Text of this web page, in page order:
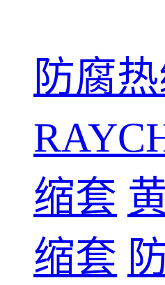
防腐
缩套
缩套